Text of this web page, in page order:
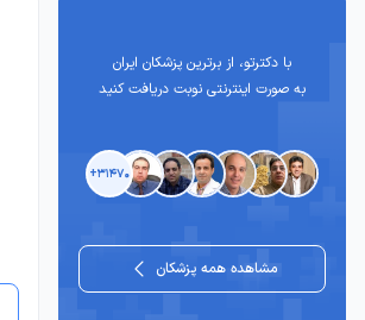
با دکترتو، از برترین پزشکان ایران
به صورت اینترنتی نوبت دریافت کنید
۳۱۴۷۰+
مشاهده همه پزشکان